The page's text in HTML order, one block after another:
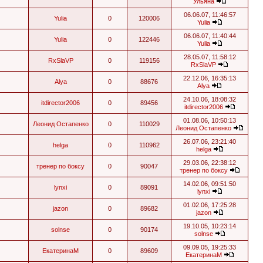
Yulia 0 120006
06.06.07, 11:46:57
Yulia
Yulia 0 122446
06.06.07, 11:40:44
Yulia
RxSlaVP 0 119156
28.05.07, 11:58:12
RxSlaVP
Alya 0 88676
22.12.06, 16:35:13
Alya
itdirector2006 0 89456
24.10.06, 18:08:32
itdirector2006
Леонид Остапенко 0 110029
01.08.06, 10:50:13
Леонид Остапенко
helga 0 110962
26.07.06, 23:21:40
helga
тренер по боксу 0 90047
29.03.06, 22:38:12
тренер по боксу
lynxi 0 89091
14.02.06, 09:51:50
lynxi
jazon 0 89682
01.02.06, 17:25:28
jazon
solnse 0 90174
19.10.05, 10:23:14
solnse
ЕкатеринаМ 0 89609
09.09.05, 19:25:33
ЕкатеринаМ